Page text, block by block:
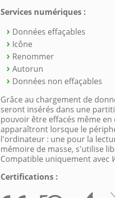
Services numériques :
Données effaçables
Icône
Renommer
Autorun
Données non effaçables
Grâce au chargement de
seront insérés dans une
pouvoir être effacés même en
apparaîtront lorsque le
l'ordinateur : une pour la
mémoire de masse, s'utilise
Compatible uniquement avec
Certifications :